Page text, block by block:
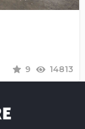
9 14813